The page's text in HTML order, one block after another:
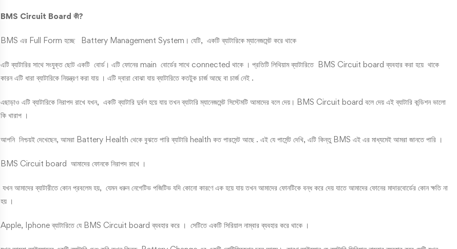
BMS Circuit Board কী?
BMS এর Full Form হচ্ছে Battery Management System । যেটি, একটি ব্যাটারিকে ম্যানেজমেন্ট করে থাকে
এটি ব্যাটারির সাথে সংযুক্ত ছোট একটি বোর্ড। এটি ফোনের main বোর্ডের সাথে connected থাকে । প্রতিটি লিথিয়াম ব্যাটারিতে BMS Circuit board ব্যবহার করা হয়ে থাকে
কারন এটি ধারা ব্যাটারিকে নিয়ন্ত্রণ করা যায় । এটি দ্বারা বোঝা যায় ব্যাটারিতে কতটুক চার্জ আছে বা চার্জ নেই .
এছাড়াও এটি ব্যাটারিকে নিরাপদ রাখে যখন, একটি ব্যাটারি দুর্বল হয়ে যায় তখন ব্যাটারি ম্যানেজমেন্ট সিস্টেমটি আমাদের বলে দেয়। BMS Circuit board বলে দেয় এই ব্যাটারি কন্ডিশন ভালো
কি খারাপ ।
আপনি নিশ্চয়ই দেখেছেন, আমরা Battery Health থেকে বুঝতে পারি ব্যাটারি health কত পারসেন্ট আছে . এই যে পার্সেন্ট দেখি, এটি কিন্তু BMS এই এর মাধ্যমেই আমরা জানতে পারি ।
BMS Circuit board আমাদের ফোনকে নিরাপদ রাখে ।
যখন আমাদের ব্যাটারীতে কোন প্রবলেম হয়, যেমন ধরুন নেগেটিভ পজিটিভ যদি কোনো কারণে এক হয়ে যায় তখন আমাদের ফোনটিকে বন্ধ করে দেয় যাতে আমাদের ফোনের মাদারবোর্ডের কোন ক্ষতি না
হয় ।
Apple, Iphone ব্যাটারিতে যে BMS Circuit board ব্যবহার করে । সেটিতে একটি সিরিয়াল নাম্বার ব্যবহার করে থাকে ।